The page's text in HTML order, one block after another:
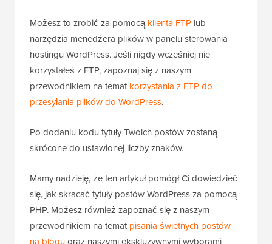
Możesz to zrobić za pomocąklienta FTP lub
narzędzia menedżera plików w panelu sterowania
hostingu WordPress. Jeśli nigdy wcześniej nie
korzystałeś z FTP, zapoznaj się z naszym
przewodnikiem na tematkorzystania z FTP do
przesyłania plików do WordPress.
Po dodaniu kodu tytuły Twoich postów zostaną
skrócone do ustawionej liczby znaków.
Mamy nadzieję, że ten artykuł pomógł Ci dowiedzieć
się, jak skracać tytuły postów WordPress za pomocą
PHP. Możesz również zapoznać się z naszym
przewodnikiem na tematpisania świetnych postów